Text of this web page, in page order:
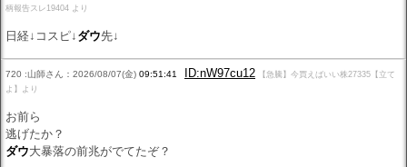
柄報告スレ19404 より
日経↓コスピ↓ ダウ先↓
720 :山師さん：2026/08/07(金) 09:51:41 ID:nW97cu12
【急騰】今買えばいい株27335【立て
よ】より
お前ら
逃げたか？
ダウ大暴落の前兆がでてたぞ？